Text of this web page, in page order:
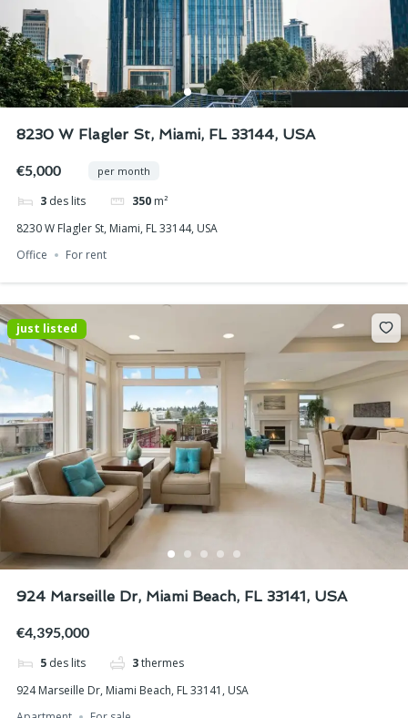
8230 W Flagler St, Miami, FL 33144, USA
€5,000 per month
3 des lits 350 m²
8230 W Flagler St, Miami, FL 33144, USA
Office
For rent
just listed
924 Marseille Dr, Miami Beach, FL 33141, USA
€4,395,000
5 des lits 3thermes
924 Marseille Dr, Miami Beach, FL 33141, USA